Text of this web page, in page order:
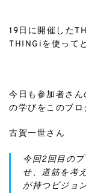
19日に開催した
THINGiを使って
今日も参加者さ
の学びをこのブロ
古賀一世さん
今回2回目の
せ、道筋を考
が持つビジョ